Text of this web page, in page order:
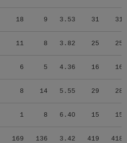
18 9 3.53 31 31
11 8 3.82 25 25
6 5 4.36 16 16
8 14 5.55 29 28
1 8 6.40 15 15
169 136 3.42 419 418